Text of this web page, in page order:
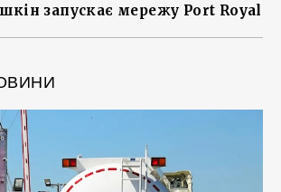
запускає мережу Port Royal